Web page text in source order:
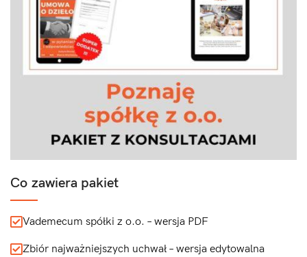
Co zawiera pakiet
Vademecum spółki z o.o. – wersja PDF
Zbiór najważniejszych uchwał – wersja edytowalna